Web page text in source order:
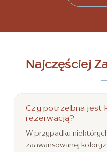
Najczęściej
Czy potrzebna jest
rezerwacją?
W przypadku
zaawansowanej